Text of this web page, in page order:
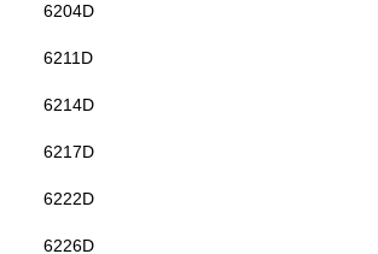
6204D
6211D
6214D
6217D
6222D
6226D